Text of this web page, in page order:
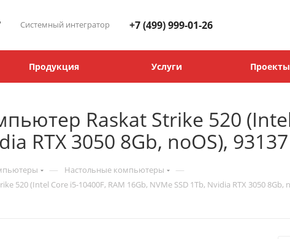
Системный интегратор +7 (499) 999-01-26
Продукция Услуги Проекты
Raskat Strike 520
RTX 3050 8Gb, noOS),
— Настольные компьютеры —
520 (Intel Core i5-10400F, RAM 16Gb, NVMe SSD 1Tb, Nvidia RTX 3050 8Gb,